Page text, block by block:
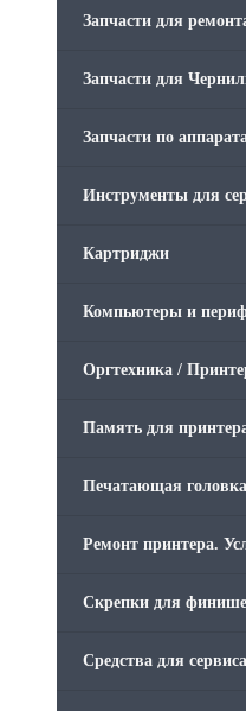
Запчасти для
Запчасти для
Запчасти по
Инструменты для
Картриджи
Компьютеры и
Оргтехника /
Память для
Печатающая
Ремонт принтера.
Скрепки для
Средства для